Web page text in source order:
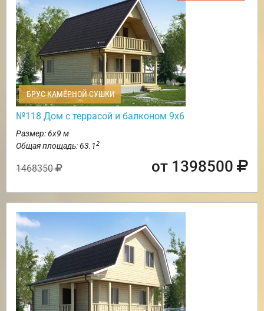
БРУС КАМЕРНОЙ СУШКИ
№118 Дом с террасой и балконом 9х6
Размер: 6х9 м
Общая площадь: 63.12
1468350 от 1398500